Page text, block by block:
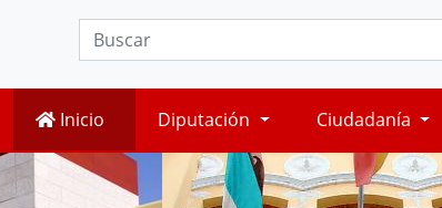
Inicio Diputación Ciudadanía